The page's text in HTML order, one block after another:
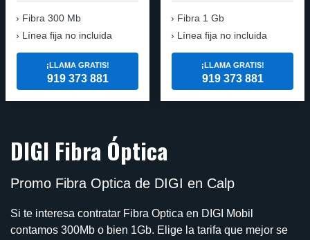
Fibra 300 Mb
Línea fija no incluida
¡LLAMA GRATIS!
919 373 881
Fibra 1 Gb
Línea fija no incluida
¡LLAMA GRATIS!
919 373 881
DIGI Fibra Óptica
Promo Fibra Optica de DIGI en Calp
Si te interesa contratar Fibra Optica en DIGI Mobil
contamos 300Mb o bien 1Gb. Elige la tarifa que mejor se